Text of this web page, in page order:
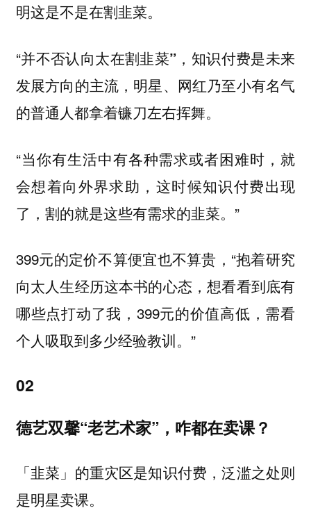
明这是不是在割韭菜。
“并不否认向太在割韭菜”，知识付费是未来
发展方向的主流，明星、网红乃至小有名气
的普通人都拿着镰刀左右挥舞。
“当你有生活中有各种需求或者困难时，就
会想着向外界求助，这时候知识付费出现
了，割的就是这些有需求的韭菜。”
399元的定价不算便宜也不算贵，“抱着研究
向太人生经历这本书的心态，想看看到底有
哪些点打动了我，399元的价值高低，需看
个人吸取到多少经验教训。”
02
德艺双馨“老艺术家”，咋都在卖课？
「韭菜」的重灾区是知识付费，泛滥之处则
是明星卖课。